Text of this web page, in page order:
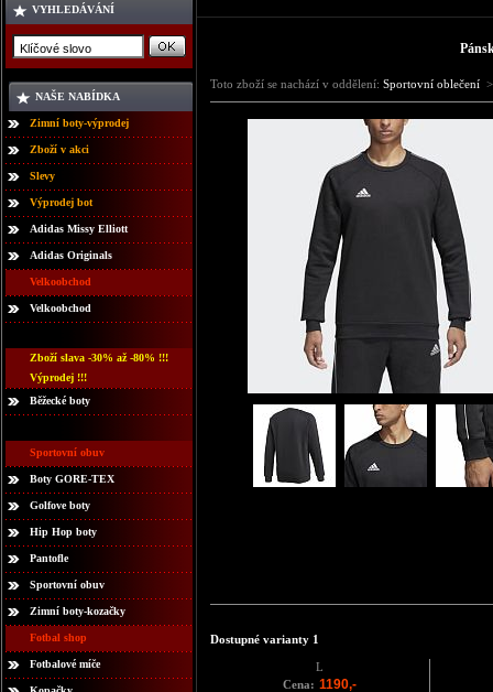
VYHLEDÁVÁNÍ
NAŠE NABÍDKA
Zimní boty-výprodej
Zboží v akci
Slevy
Výprodej bot
Adidas Missy Elliott
Adidas Originals
Velkoobchod
Velkoobchod
Zboží slava -30% až -80% !!!
Výprodej !!!
Běžecké boty
Sportovní obuv
Boty GORE-TEX
Golfove boty
Hip Hop boty
Pantofle
Sportovní obuv
Zimní boty-kozačky
Fotbal shop
Fotbalové míče
Toto zboží se nachází v oddělení: Sportovní oblečení
Dostupné varianty 1
L
Cena: 1190,-